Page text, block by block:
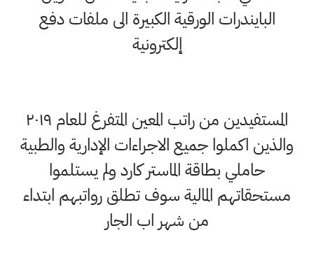
البايندرات الورقية الكبيرة الى ملفات دفع
إلكترونية
المستفيدين من راتب المعين المتفرغ للعام ٢٠١٩
والذين اكملوا جميع الاجراءات الإدارية والطبية
حاملي بطاقة الماستر كارد ولم يستلموا
مستحقاتهم المالية سوف تطلق رواتبهم ابتداء
من شهر اب الجار